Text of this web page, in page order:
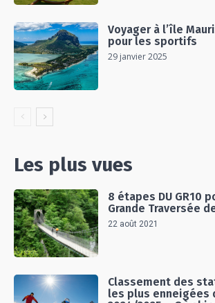
Voyager à l’île
pour les sportifs
29 janvier 2025
Les plus vues
8 étapes DU GR10
Grande Traversée
22 août 2021
Classement des
les plus enneigées